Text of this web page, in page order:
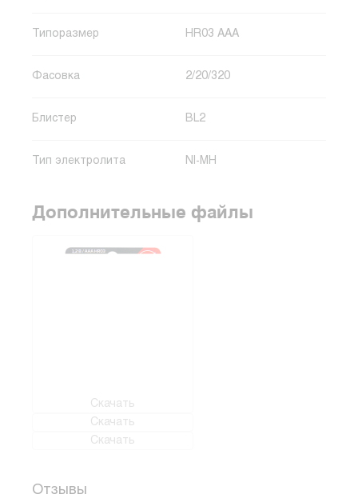
Типоразмер HR03 AAA
Фасовка 2/20/320
Блистер BL2
Тип электролита NI-MH
Дополнительные файлы
Скачать
Скачать
Скачать
Отзывы